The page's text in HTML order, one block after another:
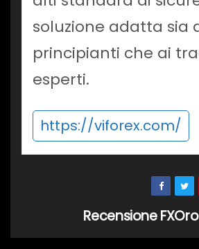
soluzione adatta sia
principianti che ai
esperti.
https://viforex.com/
Navigazione
Recensione